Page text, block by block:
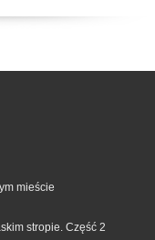
mieście
stropie. Część 2